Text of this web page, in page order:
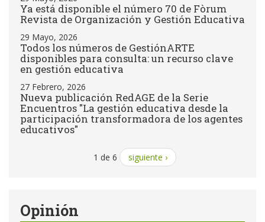
Ya está disponible el número 70 de Fòrum
Revista de Organización y Gestión Educativa
29 Mayo, 2026
Todos los números de GestiónARTE
disponibles para consulta: un recurso clave
en gestión educativa
27 Febrero, 2026
Nueva publicación RedAGE de la Serie
Encuentros "La gestión educativa desde la
participación transformadora de los agentes
educativos"
1 de 6 siguiente ›
Opinión